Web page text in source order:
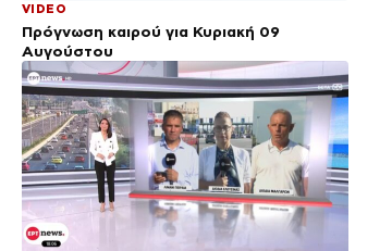
VIDEO
Πρόγνωση καιρού για Κυριακή 09
Αυγούστου